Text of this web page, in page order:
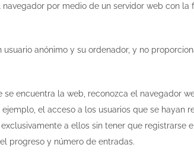
por medio de un servidor web con
anónimo y su ordenador, y no
encuentra la web, reconozca el navegador
el acceso a los usuarios que se hayan
a ellos sin tener que registrarse
progreso y número de entradas.